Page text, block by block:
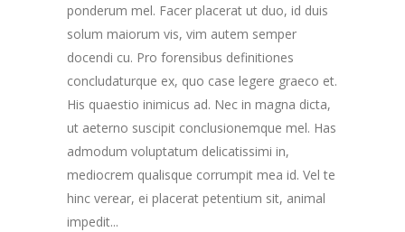
ponderum mel. Facer placerat ut duo, id duis
solum maiorum vis, vim autem semper
docendi cu. Pro forensibus definitiones
concludaturque ex, quo case legere graeco et.
His quaestio inimicus ad. Nec in magna dicta,
ut aeterno suscipit conclusionemque mel. Has
admodum voluptatum delicatissimi in,
mediocrem qualisque corrumpit mea id. Vel te
hinc verear, ei placerat petentium sit, animal
impedit...